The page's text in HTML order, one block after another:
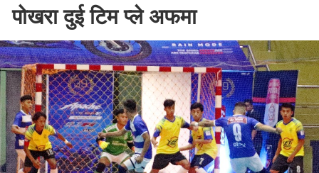
पोखरा दुई टिम प्ले अफमा